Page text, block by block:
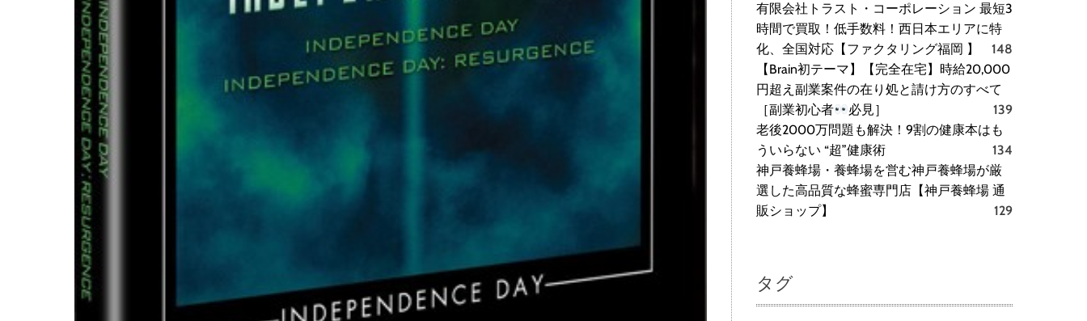
有限会社トラスト・コーポレーション 最短3
時間で買取！低手数料！西日本エリアに特
化、全国対応【ファクタリング福岡 】
148
【Brain初テーマ】【完全在宅】時給20,000
円超え副業案件の在り処と請け方のすべて
［副業初心者
必見］
139
老後2000万問題も解決！9割の健康本はも
ういらない “超”健康術
134
神戸養蜂場・養蜂場を営む神戸養蜂場が厳
選した高品質な蜂蜜専門店【神戸養蜂場 通
販ショップ】
129
タグ